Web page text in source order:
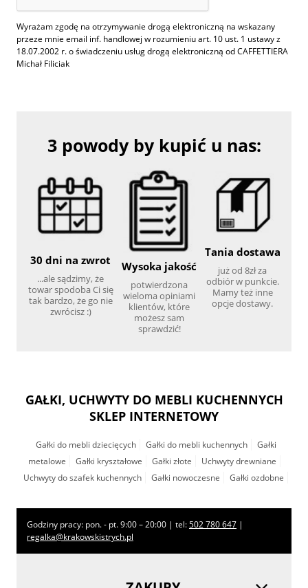
Wyrażam zgodę na otrzymywanie drogą elektroniczną na wskazany
przeze mnie email inf. handlowej w rozumieniu art. 10 ust. 1 ustawy z
18.07.2002 r. o świadczeniu usług drogą elektroniczną od CAFFETTIERA
Michał Filiciak
3 powody by kupić u nas:
30 dni na zwrot
...ale sądzimy, że
towar spodoba Ci się
tak bardzo, że go nie
zwrócisz :)
Wysoka jakość
potwierdzona
wieloma opiniami
klientów, które
możesz sam
sprawdzić!
Tania dostawa
już od 8zł za
odbiór w punkcie.
Mamy też inne
opcje dostawy.
GAŁKI, UCHWYTY DO MEBLI KUCHENNYCH
SKLEP INTERNETOWY
Gałki do mebli dziecięcych Gałki do mebli kuchennych
Gałki
metalowe
Gałki kryształowe Gałki złote
Uchwyty drewniane
Uchwyty do szafek kuchennych
Gałki nowoczesne Gałki ozdobne
Godziny pracy: pon. - pt. 9:00 – 20:00 | tel:502 780 647 |
regalka@krakowskistrych.pl